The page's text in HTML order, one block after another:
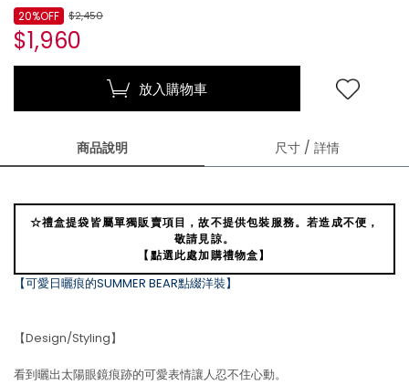
$2,450
$1,960
20%OFF
放入購物車
商品說明 尺寸 / 詳情
☆禮盒提袋皆屬單獨販賣項目，故不提供包裝服務。若造成不便，
敬請見諒。
【點選此處加購禮物盒】
【可愛日曬痕的SUMMER BEAR點綴洋裝】
【Design/Styling】
看到曬出太陽眼鏡痕跡的可愛表情讓人忍不住心動。